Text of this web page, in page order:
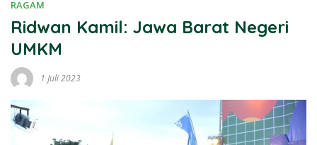
RAGAM
Ridwan Kamil: Jawa Barat Negeri
UMKM
1 Juli 2023